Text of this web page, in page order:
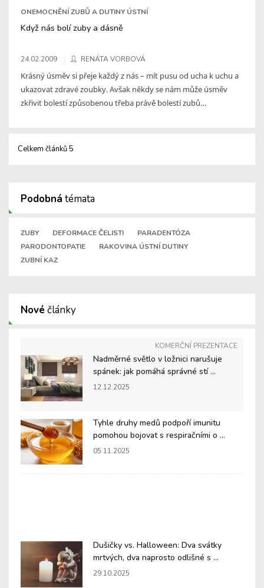
ONEMOCNĚNÍ ZUBŮ A DUTINY ÚSTNÍ
Když nás bolí zuby a dásně
24.02.2009 RENÁTA VORBOVÁ
Krásný úsměv si přeje každý z nás – mít pusu od ucha k uchu a
ukazovat zdravé zoubky. Avšak někdy se nám může úsměv
zkřivit bolestí způsobenou třeba právě bolestí zubů…
Celkem článků 5
Podobná témata
ZUBY DEFORMACE ČELISTI
PARADENTÓZA
PARODONTOPATIE
RAKOVINA ÚSTNÍ DUTINY
ZUBNÍ KAZ
Nové články
KOMERČNÍ PREZENTACE
Nadměrné světlo v ložnici narušuje
spánek: jak pomáhá správné stí ...
12.12.2025
Tyhle druhy medů podpoří imunitu
pomohou bojovat s respiračními o ...
05.11.2025
Dušičky vs. Halloween: Dva svátky
mrtvých, dva naprosto odlišné s ...
29.10.2025